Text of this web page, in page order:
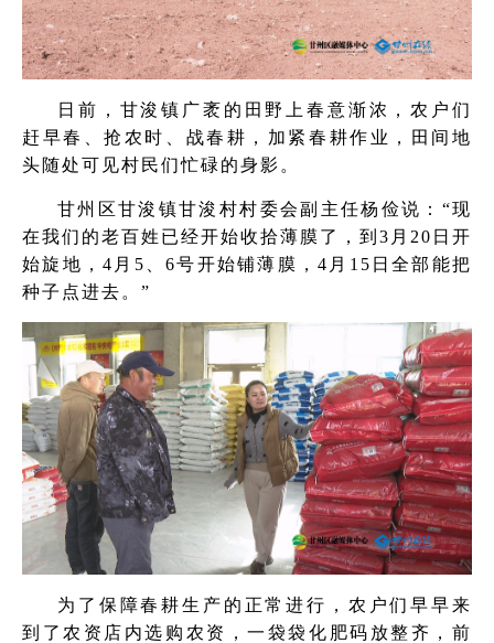
日前，甘浚镇广袤的田野上春意渐浓，农户们
赶早春、抢农时、战春耕，加紧春耕作业，田间地
头随处可见村民们忙碌的身影。
甘州区甘浚镇甘浚村村委会副主任杨俭说：“现
在我们的老百姓已经开始收拾薄膜了，到3月20日开
始旋地，4月5、6号开始铺薄膜，4月15日全部能把
种子点进去。”
为了保障春耕生产的正常进行，农户们早早来
到了农资店内选购农资，一袋袋化肥码放整齐，前